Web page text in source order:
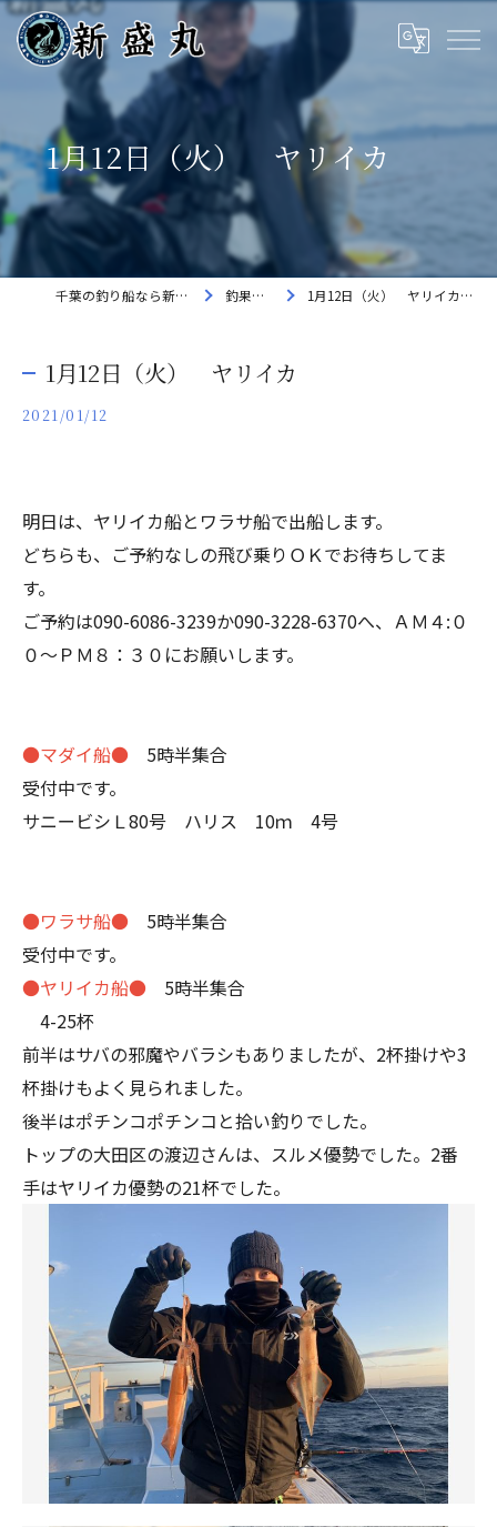
1月12日（火） ヤリイカ
千葉の釣り船なら新盛丸 釣果速報 1月12日（火） ヤリイカ
1月12日（火） ヤリイカ
2021/01/12
明日は、ヤリイカ船とワラサ船で出船します。
どちらも、ご予約なしの飛び乗りＯＫでお待ちしてま
す。
ご予約は090-6086-3239か090-3228-6370へ、ＡＭ４:０
０～ＰＭ８：３０にお願いします。
●マダイ船● 5時半集合
受付中です。
サニービシＬ80号 ハリス 10ｍ 4号
●ワラサ船● 5時半集合
受付中です。
●ヤリイカ船● 5時半集合
4-25杯
前半はサバの邪魔やバラシもありましたが、2杯掛けや3
杯掛けもよく見られました。
後半はポチンコポチンコと拾い釣りでした。
トップの大田区の渡辺さんは、スルメ優勢でした。2番
手はヤリイカ優勢の21杯でした。